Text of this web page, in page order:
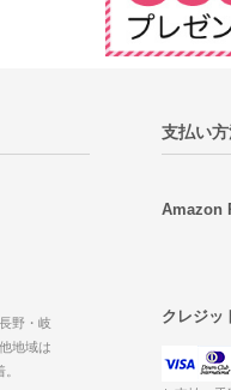
野・岐
地域は
支払い
Amazon
クレジッ